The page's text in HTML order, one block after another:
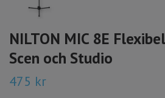
NILTON MIC 8E
Scen och Studio
475 kr